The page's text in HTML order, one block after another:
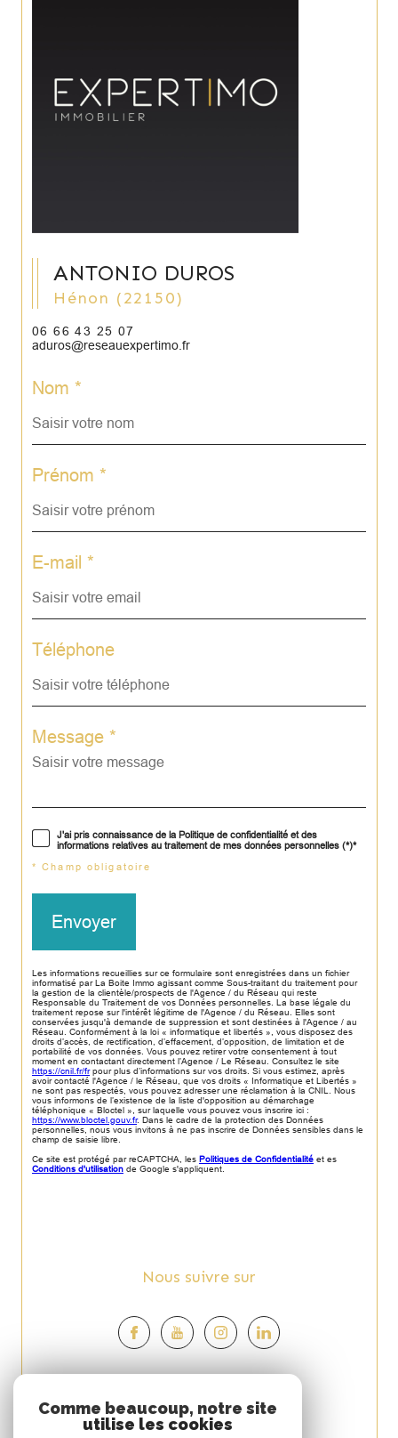
ANTONIO DUROS
Hénon (22150)
06 66 43 25 07
aduros@reseauexpertimo.fr
Nom *
Prénom *
E-mail *
Téléphone
Message *
J'ai pris connaissance de la Politique de confidentialité et des
informations relatives au traitement de mes données personnelles (*)*
* Champ obligatoire
Envoyer
Les informations recueillies sur ce formulaire sont enregistrées dans un fichier
informatisé par La Boite Immo agissant comme Sous-traitant du traitement pour
la gestion de la clientèle/prospects de l'Agence / du Réseau qui reste
Responsable du Traitement de vos Données personnelles. La base légale du
traitement repose sur l'intérêt légitime de l'Agence / du Réseau. Elles sont
conservées jusqu'à demande de suppression et sont destinées à l'Agence / au
Réseau. Conformément à la loi « informatique et libertés », vous disposez des
droits d’accès, de rectification, d’effacement, d’opposition, de limitation et de
portabilité de vos données. Vous pouvez retirer votre consentement à tout
moment en contactant directement l’Agence / Le Réseau. Consultez le site
https://cnil.fr/frpour plus d’informations sur vos droits. Si vous estimez, après
avoir contacté l'Agence / le Réseau, que vos droits « Informatique et Libertés »
ne sont pas respectés, vous pouvez adresser une réclamation à la CNIL. Nous
vous informons de l’existence de la liste d'opposition au démarchage
téléphonique « Bloctel », sur laquelle vous pouvez vous inscrire ici :
https://www.bloctel.gouv.fr. Dans le cadre de la protection des Données
personnelles, nous vous invitons à ne pas inscrire de Données sensibles dans le
champ de saisie libre.
Ce site est protégé par reCAPTCHA, les Politiques de Confidentialité et es
Conditions d'utilisation de Google s'appliquent.
Nous suivre sur
Espace
PROPRIÉTAIRE
Comme beaucoup, notre site
utilise les cookies